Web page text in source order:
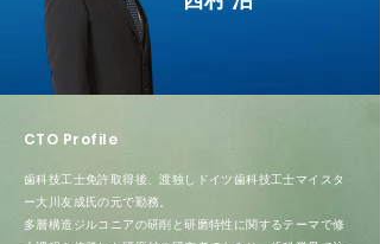
CTO Profile
歯科技工士免許取得後、渡独しドイツ歯科技工士マイスタ
ー大川友成氏の元で勤務。
多層構造ジルコニアの研削と研磨特性に関するテーマで修